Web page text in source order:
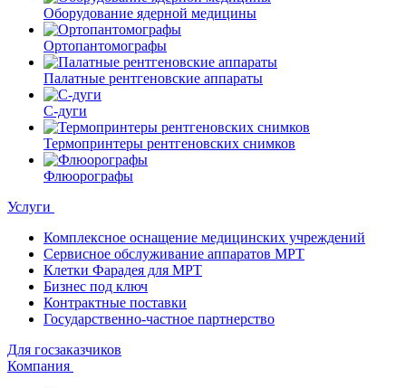
Оборудование ядерной медицины
Ортопантомографы
Палатные рентгеновские аппараты
С-дуги
Термопринтеры рентгеновских снимков
Флюорографы
Услуги
Комплексное оснащение медицинских учреждений
Сервисное обслуживание аппаратов МРТ
Клетки Фарадея для МРТ
Бизнес под ключ
Контрактные поставки
Государственно-частное партнерство
Для госзаказчиков
Компания